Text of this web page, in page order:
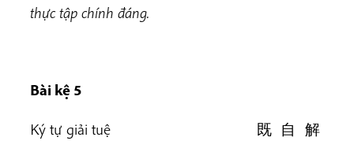
thực tập chính đáng.
Bài kệ 5
Ký tự giải tuệ 既 自 解